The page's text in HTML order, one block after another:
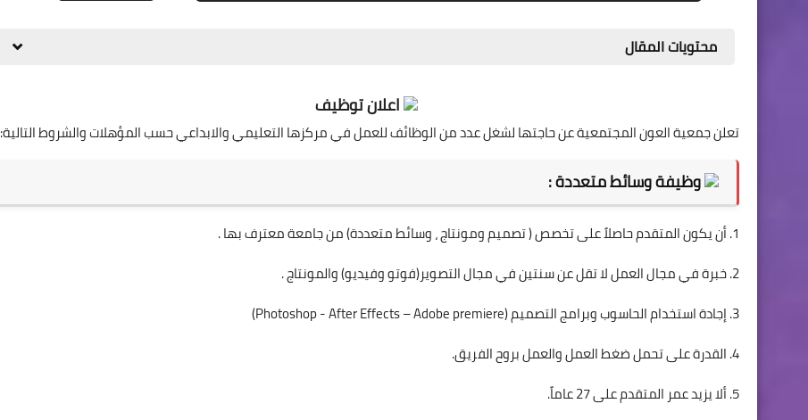
محتويات المقال
اعلان توظيف
تعلن جمعية العون المجتمعية عن حاجتها لشغل عدد من الوظائف للعمل في مركزها التعليمي والابداعي حسب المؤهلات والشروط التالية:
وظيفة وسائط متعددة :
1. أن يكون المتقدم حاصلاً على تخصص ( تصميم ومونتاج ، وسائط متعددة) من جامعة معترف بها .
2. خبرة في مجال العمل لا تقل عن سنتين في مجال التصوير(فوتو وفيديو) والمونتاج .
3. إجادة استخدام الحاسوب وبرامج التصميم (Photoshop - After Effects – Adobe premiere)
4. القدرة على تحمل ضغط العمل والعمل بروح الفريق.
5. ألا يزيد عمر المتقدم على 27 عاماً.